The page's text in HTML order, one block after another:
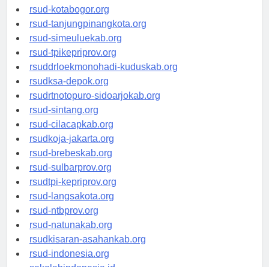
rsud-kotamakassar.org
rsud-kotabogor.org
rsud-tanjungpinangkota.org
rsud-simeuluekab.org
rsud-tpikepriprov.org
rsuddrloekmonohadi-kuduskab.org
rsudksa-depok.org
rsudrtnotopuro-sidoarjokab.org
rsud-sintang.org
rsud-cilacapkab.org
rsudkoja-jakarta.org
rsud-brebeskab.org
rsud-sulbarprov.org
rsudtpi-kepriprov.org
rsud-langsakota.org
rsud-ntbprov.org
rsud-natunakab.org
rsudkisaran-asahankab.org
rsud-indonesia.org